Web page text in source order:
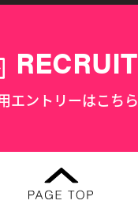
RECRUIT
エントリーはこちら